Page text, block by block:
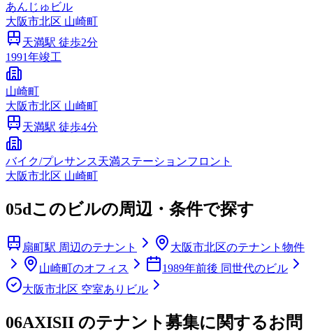
あんじゅビル
大阪市北区 山崎町
天満駅 徒歩2分
1991年竣工
山崎町
大阪市北区 山崎町
天満駅 徒歩4分
バイク/プレサンス天満ステーションフロント
大阪市北区 山崎町
05dこのビルの周辺・条件で探す
扇町駅 周辺のテナント
大阪市北区のテナント物件
山崎町のオフィス
1989年前後 同世代のビル
大阪市北区 空室ありビル
06AXISII のテナント募集に関するお問